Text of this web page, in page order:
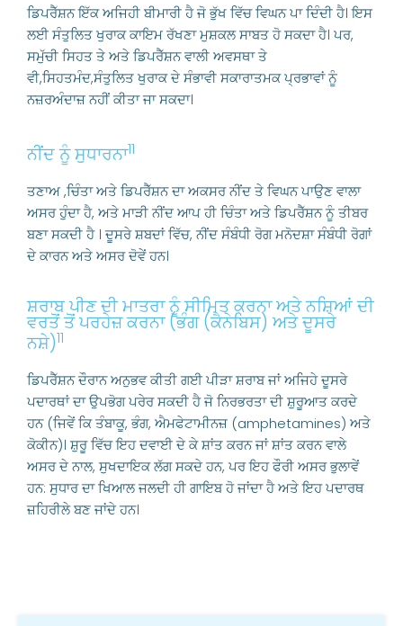
ਡਿਪਰੈੱਸ਼ਨ ਇੱਕ ਅਜਿਹੀ ਬੀਮਾਰੀ ਹੈ ਜੋ ਭੁੱਖ ਵਿੱਚ ਵਿਘਨ ਪਾ ਦਿੰਦੀ ਹੈ। ਇਸ
ਲਈ ਸੰਤੁਲਿਤ ਖੁਰਾਕ ਕਾਇਮ ਰੱਖਣਾ ਮੁਸ਼ਕਲ ਸਾਬਤ ਹੋ ਸਕਦਾ ਹੈ। ਪਰ,
ਸਮੁੱਚੀ ਸਿਹਤ ਤੇ ਅਤੇ ਡਿਪਰੈੱਸ਼ਨ ਵਾਲੀ ਅਵਸਥਾ ਤੇ
ਵੀ,ਸਿਹਤਮੰਦ,ਸੰਤੁਲਿਤ ਖੁਰਾਕ ਦੇ ਸੰਭਾਵੀ ਸਕਾਰਾਤਮਕ ਪ੍ਰਭਾਵਾਂ ਨੂੰ
ਨਜ਼ਰਅੰਦਾਜ਼ ਨਹੀਂ ਕੀਤਾ ਜਾ ਸਕਦਾ।
ਨੀਂਦ ਨੂੰ ਸੁਧਾਰਨਾ11
ਤਣਾਅ ,ਚਿੰਤਾ ਅਤੇ ਡਿਪਰੈੱਸ਼ਨ ਦਾ ਅਕਸਰ ਨੀਂਦ ਤੇ ਵਿਘਨ ਪਾਉਣ ਵਾਲਾ
ਅਸਰ ਹੁੰਦਾ ਹੈ, ਅਤੇ ਮਾੜੀ ਨੀਂਦ ਆਪ ਹੀ ਚਿੰਤਾ ਅਤੇ ਡਿਪਰੈੱਸ਼ਨ ਨੂੰ ਤੀਬਰ
ਬਣਾ ਸਕਦੀ ਹੈ । ਦੂਸਰੇ ਸ਼ਬਦਾਂ ਵਿੱਚ, ਨੀਂਦ ਸੰਬੰਧੀ ਰੋਗ ਮਨੋਦਸ਼ਾ ਸੰਬੰਧੀ ਰੋਗਾਂ
ਦੇ ਕਾਰਨ ਅਤੇ ਅਸਰ ਦੋਵੇਂ ਹਨ।
ਸ਼ਰਾਬ ਪੀਣ ਦੀ ਮਾਤਰਾ ਨੂੰ ਸੀਮਿਤ ਕਰਨਾ ਅਤੇ ਨਸ਼ਿਆਂ ਦੀ
ਵਰਤੋਂ ਤੋਂ ਪਰਹੇਜ਼ ਕਰਨਾ (ਭੰਗ (ਕੈਨੇਬਿਸ) ਅਤੇ ਦੂਸਰੇ
ਨਸ਼ੇ)11
ਡਿਪਰੈੱਸ਼ਨ ਦੌਰਾਨ ਅਨੁਭਵ ਕੀਤੀ ਗਈ ਪੀੜਾ ਸ਼ਰਾਬ ਜਾਂ ਅਜਿਹੇ ਦੂਸਰੇ
ਪਦਾਰਥਾਂ ਦਾ ਉਪਭੋਗ ਪਰੇਰ ਸਕਦੀ ਹੈ ਜੋ ਨਿਰਭਰਤਾ ਦੀ ਸ਼ੁਰੂਆਤ ਕਰਦੇ
ਹਨ (ਜਿਵੇਂ ਕਿ ਤੰਬਾਕੂ, ਭੰਗ, ਐਮਫੇਟਾਮੀਨਜ਼ (amphetamines) ਅਤੇ
ਕੋਕੀਨ)। ਸ਼ੁਰੂ ਵਿੱਚ ਇਹ ਦਵਾਈ ਦੇ ਕੇ ਸ਼ਾਂਤ ਕਰਨ ਜਾਂ ਸ਼ਾਂਤ ਕਰਨ ਵਾਲੇ
ਅਸਰ ਦੇ ਨਾਲ, ਸੁਖਦਾਇਕ ਲੱਗ ਸਕਦੇ ਹਨ, ਪਰ ਇਹ ਫੌਰੀ ਅਸਰ ਭੁਲਾਵੇਂ
ਹਨ: ਸੁਧਾਰ ਦਾ ਖਿਆਲ ਜਲਦੀ ਹੀ ਗਾਇਬ ਹੋ ਜਾਂਦਾ ਹੈ ਅਤੇ ਇਹ ਪਦਾਰਥ
ਜ਼ਹਿਰੀਲੇ ਬਣ ਜਾਂਦੇ ਹਨ।